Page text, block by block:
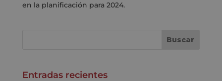
en la planificación para 2024.
Entradas recientes